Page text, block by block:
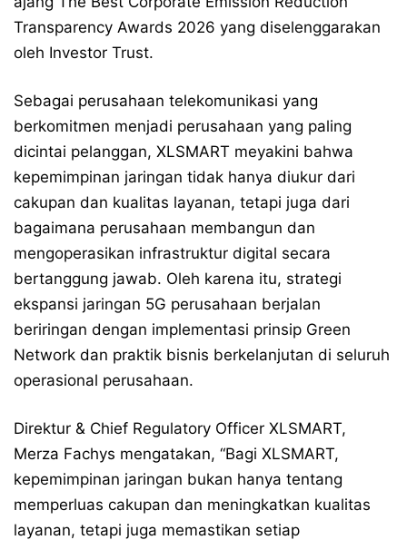
Transparency Awards 2026 yang diselenggarakan
oleh Investor Trust.
Sebagai perusahaan telekomunikasi yang
berkomitmen menjadi perusahaan yang paling
dicintai pelanggan, XLSMART meyakini bahwa
kepemimpinan jaringan tidak hanya diukur dari
cakupan dan kualitas layanan, tetapi juga dari
bagaimana perusahaan membangun dan
mengoperasikan infrastruktur digital secara
bertanggung jawab. Oleh karena itu, strategi
ekspansi jaringan 5G perusahaan berjalan
beriringan dengan implementasi prinsip Green
Network dan praktik bisnis berkelanjutan di seluruh
operasional perusahaan.
Direktur & Chief Regulatory Officer XLSMART,
Merza Fachys mengatakan, “Bagi XLSMART,
kepemimpinan jaringan bukan hanya tentang
memperluas cakupan dan meningkatkan kualitas
layanan, tetapi juga memastikan setiap